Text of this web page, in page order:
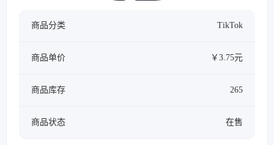
商品分类 TikTok
商品单价 ￥3.75元
商品库存 265
商品状态 在售